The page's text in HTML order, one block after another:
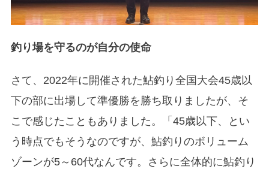
釣り場を守るのが自分の使命
さて、2022年に開催された鮎釣り全国大会45歳以
下の部に出場して準優勝を勝ち取りましたが、そ
こで感じたこともありました。「45歳以下、とい
う時点でもそうなのですが、鮎釣りのボリューム
ゾーンが5～60代なんです。さらに全体的に鮎釣り